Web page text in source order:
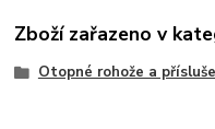
Zboží zařazeno v
Otopné rohože a